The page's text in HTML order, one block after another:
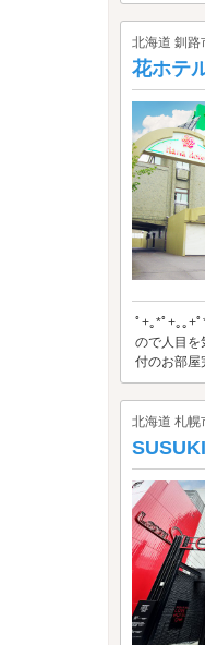
北海道 釧路
花ホテ
ﾟ+｡*ﾟ+｡｡+
ので人目を
付のお部屋
北海道 札幌